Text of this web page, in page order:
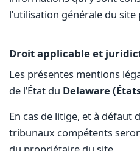
l’utilisation générale du site
Droit applicable et
Les présentes mentions
de l’État du Delaware
En cas de litige, et à défaut
tribunaux compétents